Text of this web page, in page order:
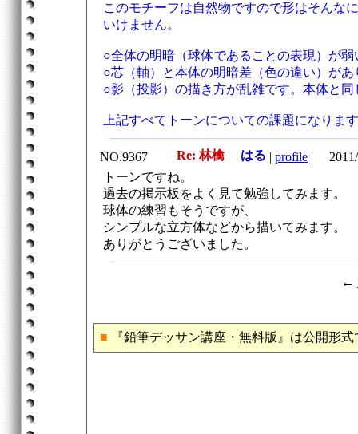
このモチーフは自然物ですので形はそんな
いけません。
○全体の明暗（球体であることの表現）が弱
○芯（軸）と本体の明暗差（色の違い）が
○影（投影）の描き方が乱雑です。本体と
上記すべてトーンについての課題になりま
NO.9367 Re: 林檎 はる | profile |
2011/
トーンですね。
過去の掲示板をよく見て勉強してみます。
球体の練習もそうですが、
シンプルな立方体などから描いてみます。
ありがとうございました。
←
■ 『鉛筆デッサン講座・無料版』は公開形